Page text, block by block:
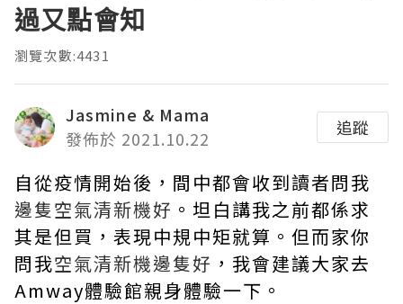
過又點會知
瀏覽次數:4431
Jasmine & Mama
發佈於 2021.10.22
追蹤
自從疫情開始後，間中都會收到讀者問我
邊隻空氣清新機好 。坦白講我之前都係求
其是但買，表現中規中矩就算。但而家你
問我空氣清新機邊隻好 ，我會建議大家去
Amway體驗館親身體驗一下。